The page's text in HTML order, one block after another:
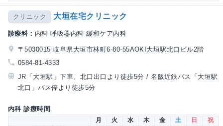
クリニック 大垣在宅クリニック
診療科： 内科 呼吸器内科 緩和ケア内科
〒5030015 岐阜県大垣市林町6-80-55AOKI大垣駅北口ビル2階
0584-81-4333
JR「大垣駅」下車、北口出口より徒歩5分 / 名阪近鉄バス「大垣駅
北口」バス停より徒歩5分
内科 診療時間
月 火 水 木 金 土 日
祝